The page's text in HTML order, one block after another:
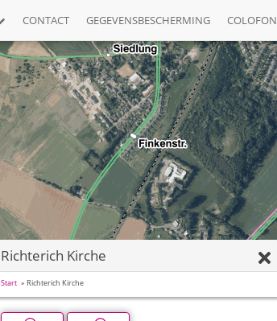
CONTACT GEGEVENSBESCHERMING COLOFON
Richterich Kirche
Start Richterich Kirche